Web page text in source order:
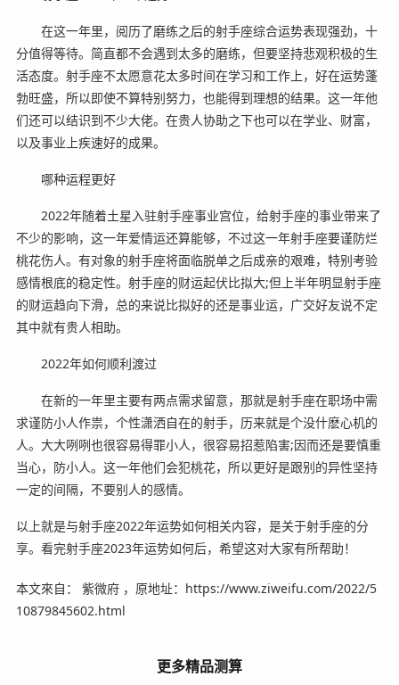
在这一年里，阅历了磨练之后的射手座综合运势表现强劲，十
分值得等待。简直都不会遇到太多的磨练，但要坚持悲观积极的生
活态度。射手座不太愿意花太多时间在学习和工作上，好在运势蓬
勃旺盛，所以即使不算特别努力，也能得到理想的结果。这一年他
们还可以结识到不少大佬。在贵人协助之下也可以在学业、财富，
以及事业上疾速好的成果。
哪种运程更好
2022年随着土星入驻射手座事业宫位，给射手座的事业带来了
不少的影响，这一年爱情运还算能够，不过这一年射手座要谨防烂
桃花伤人。有对象的射手座将面临脱单之后成亲的艰难，特别考验
感情根底的稳定性。射手座的财运起伏比拟大;但上半年明显射手座
的财运趋向下滑，总的来说比拟好的还是事业运，广交好友说不定
其中就有贵人相助。
2022年如何顺利渡过
在新的一年里主要有两点需求留意，那就是射手座在职场中需
求谨防小人作祟，个性潇洒自在的射手，历来就是个没什麽心机的
人。大大咧咧也很容易得罪小人，很容易招惹陷害;因而还是要慎重
当心，防小人。这一年他们会犯桃花，所以更好是跟别的异性坚持
一定的间隔，不要别人的感情。
以上就是与射手座2022年运势如何相关内容，是关于射手座的分
享。看完射手座2023年运势如何后，希望这对大家有所帮助！
本文來自： 紫微府 ，原地址：https://www.ziweifu.com/2022/5
10879845602.html
更多精品测算